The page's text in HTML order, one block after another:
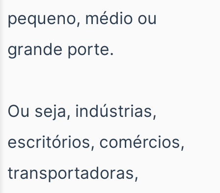
pequeno, médio ou
grande porte.
Ou seja, indústrias,
escritórios, comércios,
transportadoras,